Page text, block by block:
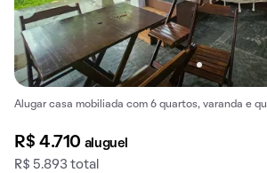
Alugar casa mobiliada com 6 quartos, varanda e
R$ 4.710 aluguel
R$ 5.893 total